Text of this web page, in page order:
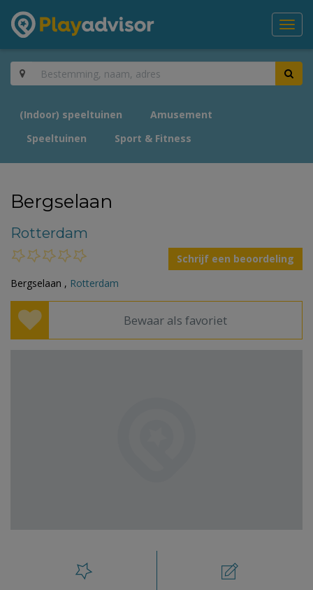
(Indoor) speeltuinen
Amusement
Speeltuinen
Sport & Fitness
Bergselaan
Rotterdam
Schrijf een beoordeling
Bergselaan , Rotterdam
Bewaar als favoriet